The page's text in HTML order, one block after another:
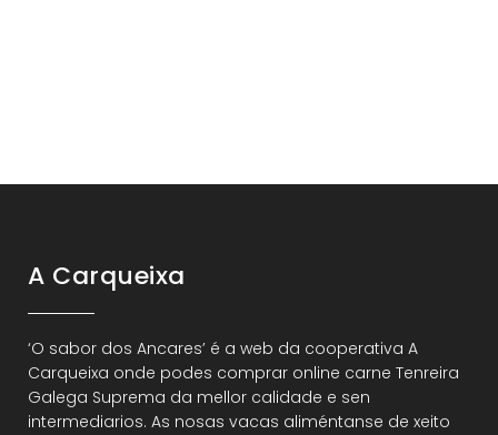
A Carqueixa
‘O sabor dos Ancares’ é a web da cooperativa A
Carqueixa onde podes comprar online carne Tenreira
Galega Suprema da mellor calidade e sen
intermediarios. As nosas vacas aliméntanse de xeito